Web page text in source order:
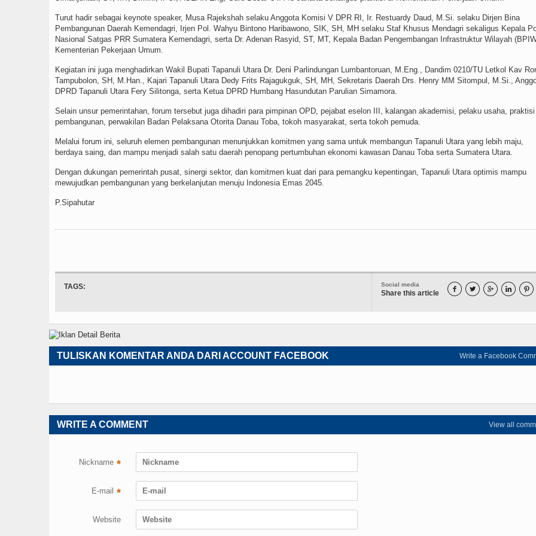
Turut hadir sebagai keynote speaker, Musa Rajekshah selaku Anggota Komisi V DPR RI, Ir. Restuardy Daud, M.Si. selaku Dirjen Bina
Pembangunan Daerah Kemendagri, Irjen Pol. Wahyu Bintono Haribawono, SIK, SH, MH selaku Staf Khusus Mendagri sekaligus Kepala
Nasional Satgas PRR Sumatera Kemendagri, serta Dr. Adenan Rasyid, ST, MT, Kepala Badan Pengembangan Infrastruktur Wilayah
Kementerian Pekerjaan Umum.
Kegiatan ini juga menghadirkan Wakil Bupati Tapanuli Utara Dr. Deni Parlindungan Lumbantoruan, M.Eng., Dandim 0210/TU Letkol Kav
Tampubolon, SH, M.Han., Kajari Tapanuli Utara Dedy Frits Rajagukguk, SH, MH, Sekretaris Daerah Drs. Henry MM Sitompul, M.Si.,
DPRD Tapanuli Utara Fery Silitonga, serta Ketua DPRD Humbang Hasundutan Parulian Simamora.
Selain unsur pemerintahan, forum tersebut juga dihadiri para pimpinan OPD, pejabat eselon III, kalangan akademisi, pelaku usaha, praktisi
pembangunan, perwakilan Badan Pelaksana Otorita Danau Toba, tokoh masyarakat, serta tokoh pemuda.
Melalui forum ini, seluruh elemen pembangunan menunjukkan komitmen yang sama untuk membangun Tapanuli Utara yang lebih maju,
berdaya saing, dan mampu menjadi salah satu daerah penopang pertumbuhan ekonomi kawasan Danau Toba serta Sumatera Utara.
Dengan dukungan pemerintah pusat, sinergi sektor, dan komitmen kuat dari para pemangku kepentingan, Tapanuli Utara optimis mampu
mewujudkan pembangunan yang berkelanjutan menuju Indonesia Emas 2045.
P.Sipahutar
Social media
Share this article     
TAGS:
Write a Facebook
TULISKAN KOMENTAR ANDA DARI ACCOUNT FACEBOOK
View all
WRITE A COMMENT
Nickname *
E-mail *
Website